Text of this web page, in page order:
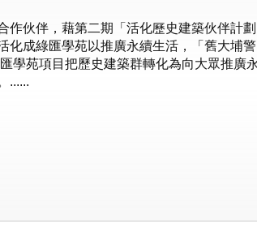
作伙伴，藉第二期「活化歷史建築伙伴計
化成綠匯學苑以推廣永續生活，「舊大埔警
學苑項目把歷史建築群轉化為向大眾推廣
......